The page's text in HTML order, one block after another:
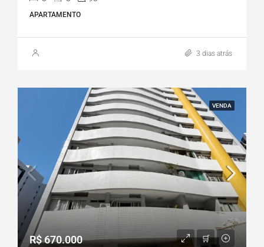
APARTAMENTO
3 dias atrás
VENDA
R$ 670.000